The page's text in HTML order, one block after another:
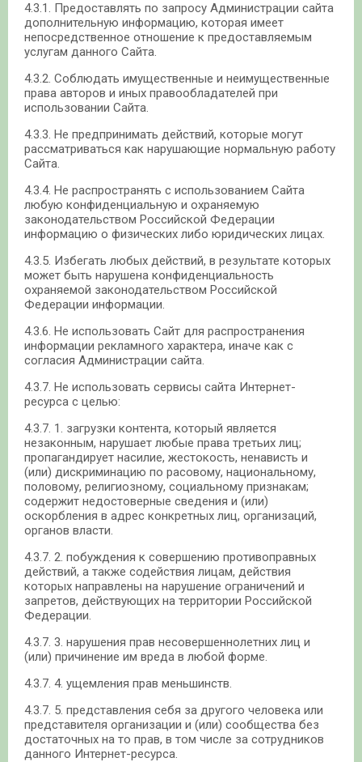
4.3.1. Предоставлять по запросу Администрации сайта
дополнительную информацию, которая имеет
непосредственное отношение к предоставляемым
услугам данного Сайта.
4.3.2. Соблюдать имущественные и неимущественные
права авторов и иных правообладателей при
использовании Сайта.
4.3.3. Не предпринимать действий, которые могут
рассматриваться как нарушающие нормальную работу
Сайта.
4.3.4. Не распространять с использованием Сайта
любую конфиденциальную и охраняемую
законодательством Российской Федерации
информацию о физических либо юридических лицах.
4.3.5. Избегать любых действий, в результате которых
может быть нарушена конфиденциальность
охраняемой законодательством Российской
Федерации информации.
4.3.6. Не использовать Сайт для распространения
информации рекламного характера, иначе как с
согласия Администрации сайта.
4.3.7. Не использовать сервисы сайта Интернет-
ресурса с целью:
4.3.7. 1. загрузки контента, который является
незаконным, нарушает любые права третьих лиц;
пропагандирует насилие, жестокость, ненависть и
(или) дискриминацию по расовому, национальному,
половому, религиозному, социальному признакам;
содержит недостоверные сведения и (или)
оскорбления в адрес конкретных лиц, организаций,
органов власти.
4.3.7. 2. побуждения к совершению противоправных
действий, а также содействия лицам, действия
которых направлены на нарушение ограничений и
запретов, действующих на территории Российской
Федерации.
4.3.7. 3. нарушения прав несовершеннолетних лиц и
(или) причинение им вреда в любой форме.
4.3.7. 4. ущемления прав меньшинств.
4.3.7. 5. представления себя за другого человека или
представителя организации и (или) сообщества без
достаточных на то прав, в том числе за сотрудников
данного Интернет-ресурса.